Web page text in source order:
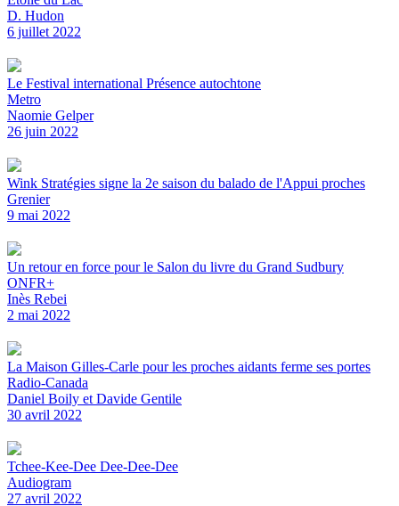
D. Hudon
6 juillet 2022
Le Festival international Présence autochtone
Metro
Naomie Gelper
26 juin 2022
Wink Stratégies signe la 2e saison du balado de l'Appui proches
Grenier
9 mai 2022
Un retour en force pour le Salon du livre du Grand Sudbury
ONFR+
Inès Rebei
2 mai 2022
La Maison Gilles-Carle pour les proches aidants ferme ses portes
Radio-Canada
Daniel Boily et Davide Gentile
30 avril 2022
Tchee-Kee-Dee Dee-Dee-Dee
Audiogram
27 avril 2022